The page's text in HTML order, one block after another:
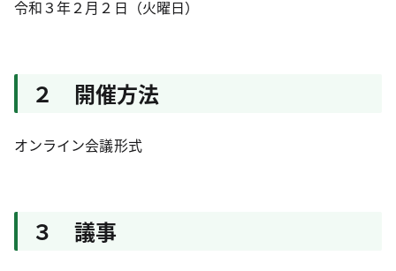
令和３年２月２日（火曜日）
２ 開催方法
オンライン会議形式
３ 議事